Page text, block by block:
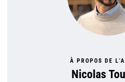
À PROPOS DE
Nicolas